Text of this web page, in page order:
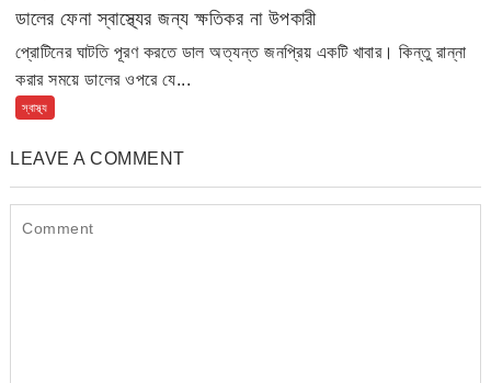
ডালের ফেনা স্বাস্থ্যের জন্য ক্ষতিকর না উপকারী
প্রোটিনের ঘাটতি পূরণ করতে ডাল অত্যন্ত জনপ্রিয় একটি খাবার। কিন্তু রান্না
করার সময়ে ডালের ওপরে যে...
স্বাস্থ্য
LEAVE A COMMENT